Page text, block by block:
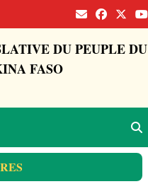
DU PEUPLE DU
FASO